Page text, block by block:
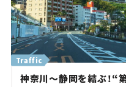
Traffic
神奈川～静岡を結ぶ！“